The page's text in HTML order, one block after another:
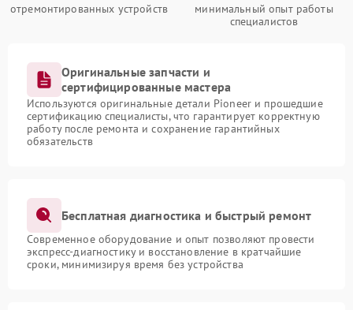
отремонтированных устройств
минимальный опыт работы
специалистов
Оригинальные запчасти и
сертифицированные мастера
Используются оригинальные детали Pioneer и прошедшие
сертификацию специалисты, что гарантирует корректную
работу после ремонта и сохранение гарантийных
обязательств
Бесплатная диагностика и быстрый ремонт
Современное оборудование и опыт позволяют провести
экспресс-диагностику и восстановление в кратчайшие
сроки, минимизируя время без устройства